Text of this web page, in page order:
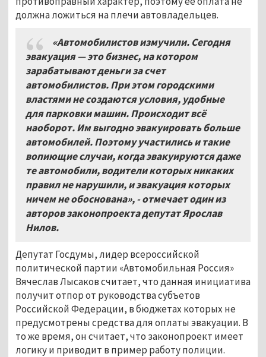
должна ложиться на плечи автовладельцев.
«Автомобилистов измучили. Сегодня
эвакуация — это бизнес, на котором
зарабатывают деньги за счет
автомобилистов. При этом городскими
властями не создаются условия, удобные
для парковки машин. Происходит всё
наоборот. Им выгодно эвакуировать больше
автомобилей. Поэтому участились и такие
вопиющие случаи, когда эвакуируются даже
те автомобили, водители которых никаких
правил не нарушили, и эвакуация которых
ничем не обоснована», - отмечает один из
авторов законопроекта депутат Ярослав
Нилов.
Депутат Госдумы, лидер всероссийской
политической партии «Автомобильная Россия»
Вячеслав Лысаков считает, что данная инициатива
получит отпор от руководства субъетов
Российской Федерации, в бюджетах которых не
предусмотрены средства для оплаты эвакуации. В
то же время, он считает, что законопроект имеет
логику и приводит в пример работу полиции.